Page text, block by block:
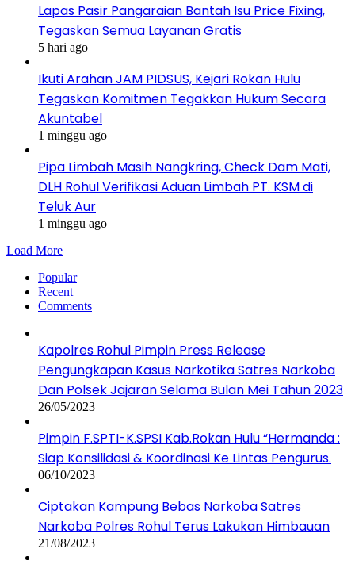
Lapas Pasir Pangaraian Bantah Isu Price Fixing,
Tegaskan Semua Layanan Gratis
5 hari ago
Ikuti Arahan JAM PIDSUS, Kejari Rokan Hulu
Tegaskan Komitmen Tegakkan Hukum Secara
Akuntabel
1 minggu ago
Pipa Limbah Masih Nangkring, Check Dam Mati,
DLH Rohul Verifikasi Aduan Limbah PT. KSM di
Teluk Aur
1 minggu ago
Load More
Popular
Recent
Comments
Kapolres Rohul Pimpin Press Release
Pengungkapan Kasus Narkotika Satres Narkoba
Dan Polsek Jajaran Selama Bulan Mei Tahun 2023
26/05/2023
Pimpin F.SPTI-K.SPSI Kab.Rokan Hulu “Hermanda :
Siap Konsilidasi & Koordinasi Ke Lintas Pengurus.
06/10/2023
Ciptakan Kampung Bebas Narkoba Satres
Narkoba Polres Rohul Terus Lakukan Himbauan
21/08/2023